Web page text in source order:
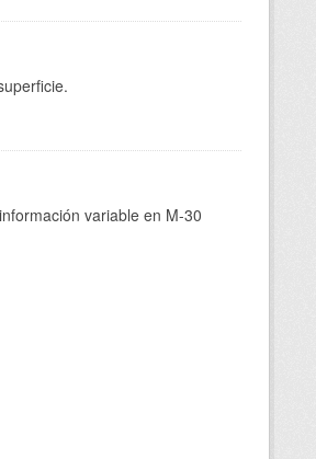
variable en M-30